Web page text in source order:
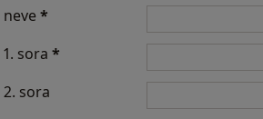
neve*
sora *
2. sora